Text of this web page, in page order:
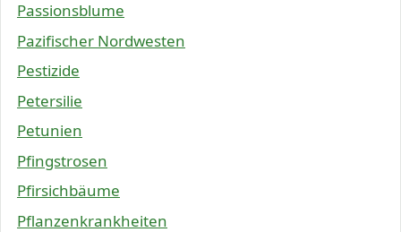
Passionsblume
Pazifischer Nordwesten
Pestizide
Petersilie
Petunien
Pfingstrosen
Pfirsichbäume
Pflanzenkrankheiten